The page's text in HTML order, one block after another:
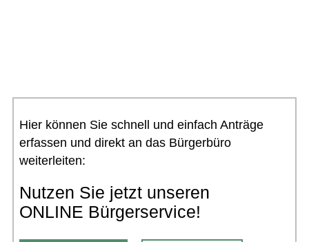
Hier können Sie schnell und einfach Anträge
erfassen und direkt an das Bürgerbüro
weiterleiten:
Nutzen Sie jetzt unseren
ONLINE Bürgerservice!